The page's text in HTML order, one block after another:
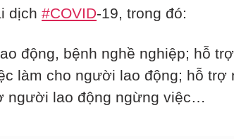
dịch #COVID-19, trong đó:
động, bệnh nghề nghiệp; hỗ
làm cho người lao động; hỗ trợ
người lao động ngừng việc…